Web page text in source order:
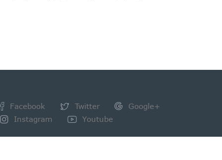
Facebook Twitter
Google+
Instagram
Youtube